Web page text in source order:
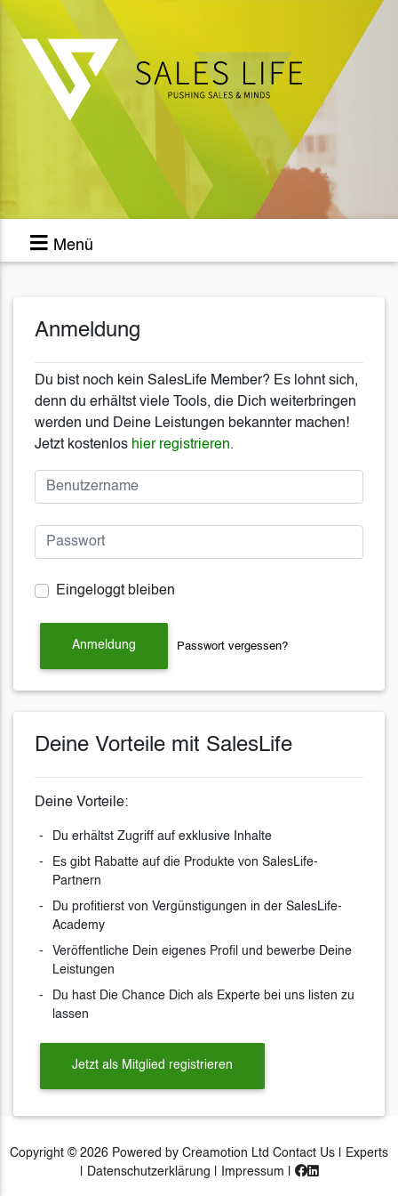
Menü
Anmeldung
Du bist noch kein SalesLife Member? Es lohnt sich,
denn du erhältst viele Tools, die Dich weiterbringen
werden und Deine Leistungen bekannter machen!
Jetzt kostenlos hier registrieren.
Eingeloggt bleiben
Anmeldung Passwort vergessen?
Deine Vorteile mit SalesLife
Deine Vorteile:
Du erhältst Zugriff auf exklusive Inhalte
Es gibt Rabatte auf die Produkte von SalesLife-
Partnern
Du profitierst von Vergünstigungen in der SalesLife-
Academy
Veröffentliche Dein eigenes Profil und bewerbe Deine
Leistungen
Du hast Die Chance Dich als Experte bei uns listen zu
lassen
Jetzt als Mitglied registrieren
Copyright © 2026 Powered by Creamotion Ltd Contact Us
Experts
Datenschutzerklärung Impressum